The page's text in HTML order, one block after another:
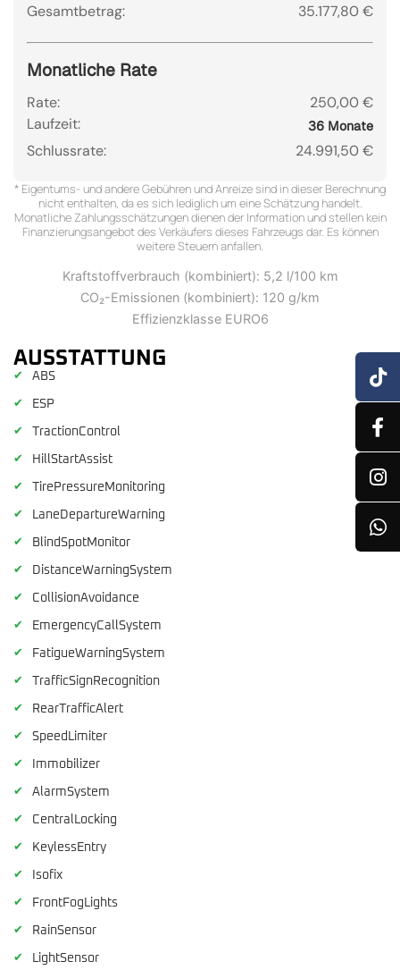
Gesamtbetrag: 35.177,80 €
Monatliche Rate
Rate:
250,00 €
Laufzeit:
36 Monate
Schlussrate: 24.991,50 €
* Eigentums- und andere Gebühren und Anreize sind in dieser Berechnung
nicht enthalten, da es sich lediglich um eine Schätzung handelt.
Monatliche Zahlungsschätzungen dienen der Information und stellen kein
Finanzierungsangebot des Verkäufers dieses Fahrzeugs dar. Es können
weitere Steuern anfallen.
Kraftstoffverbrauch (kombiniert): 5,2 l/100 km
CO₂-Emissionen (kombiniert): 120 g/km
Effizienzklasse EURO6
AUSSTATTUNG
✔ ABS
✔ ESP
✔ TractionControl
✔ HillStartAssist
✔ TirePressureMonitoring
✔ LaneDepartureWarning
✔ BlindSpotMonitor
✔ DistanceWarningSystem
✔ CollisionAvoidance
✔ EmergencyCallSystem
✔ FatigueWarningSystem
✔ TrafficSignRecognition
✔ RearTrafficAlert
✔ SpeedLimiter
✔ Immobilizer
✔ AlarmSystem
✔ CentralLocking
✔ KeylessEntry
✔ Isofix
✔ FrontFogLights
✔ RainSensor
✔ LightSensor